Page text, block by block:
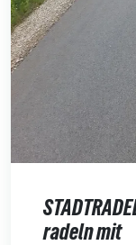
radeln mit